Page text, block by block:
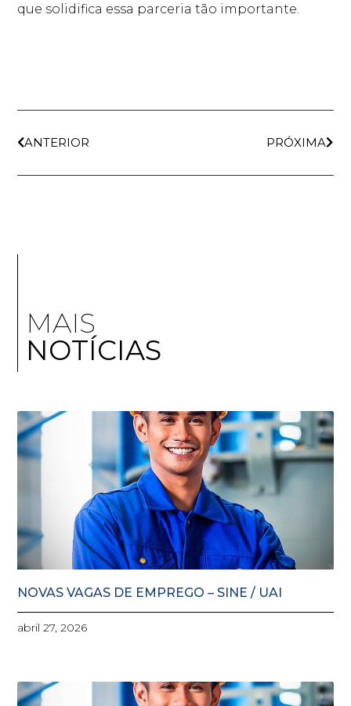
que solidifica essa parceria tão importante.
ANTERIOR PRÓXIMA
MAIS
NOTÍCIAS
NOVAS VAGAS DE EMPREGO – SINE / UAI
abril 27, 2026